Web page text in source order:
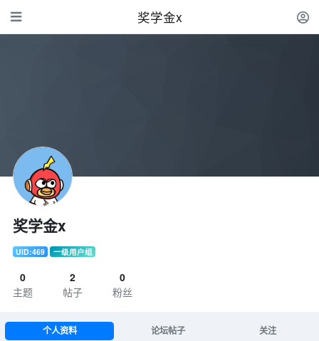
奖学金x
奖学金x
UID:469 一级用户组
0
主题
2
帖子
0
粉丝
个人资料 论坛帖子 关注